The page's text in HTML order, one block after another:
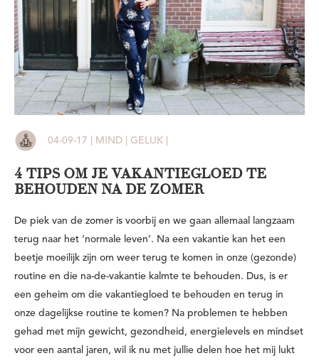
04-09-17 | MIND | GELUK |
4 TIPS OM JE VAKANTIEGLOED TE
BEHOUDEN NA DE ZOMER
De piek van de zomer is voorbij en we gaan allemaal langzaam
terug naar het ‘normale leven’. Na een vakantie kan het een
beetje moeilijk zijn om weer terug te komen in onze (gezonde)
routine en die na-de-vakantie kalmte te behouden. Dus, is er
een geheim om die vakantiegloed te behouden en terug in
onze dagelijkse routine te komen? Na problemen te hebben
gehad met mijn gewicht, gezondheid, energielevels en mindset
voor een aantal jaren, wil ik nu met jullie delen hoe het mij lukt